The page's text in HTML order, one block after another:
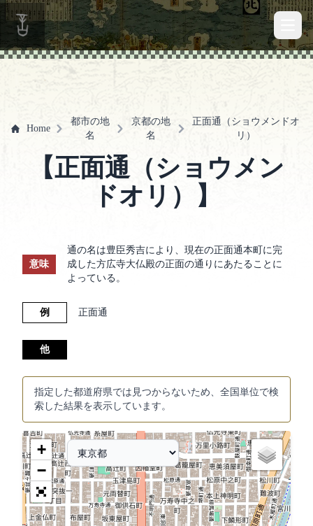
Home
都市の地
名
京都の地
名
正面通（ショウメンドオ
リ）
【正面通（ショウメン
ドオリ）】
意味
通の名は豊臣秀吉により、現在の正面通本町に完
成した方広寺大仏殿の正面の通りにあたることに
よっている。
例 正面通
他
指定した都道府県では見つからないため、全国単位で検
索した結果を表示しています。
+
−